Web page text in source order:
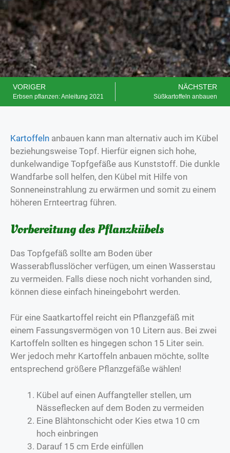
VORIGER
Erbsen pflanzen: Anleitung 2021
NÄCHSTER
Süßkartoffeln anbauen
Kartoffeln anbauen kann man alternativ auch im Kübel
beziehungsweise Topf. Hierfür eignen sich hohe,
dunkelwandige Topfgefäße aus Kunststoff. Die dunkle
Wandfarbe soll helfen, den Kübel mit Hilfe von
Sonneneinstrahlung zu erwärmen und somit zu einem
höheren Ernteertrag führen.
Vorbereitung des Pflanzkübels
Das Topfgefäß sollte am Boden über
Wasserabflusslöcher verfügen, um einen Wasserstau
zu vermeiden. Falls diese noch nicht vorhanden sind,
können diese einfach hineingebohrt werden.
Für eine Saatkartoffel reicht ein Pflanzgefäß mit
einem Fassungsvermögen von 10 Litern aus. Bei zwei
Kartoffeln sollten es hingegen schon 15 Liter sein.
Wer jedoch mehr Kartoffeln anbauen möchte, sollte
entsprechend größere Pflanzgefäße wählen!
Kübel auf einen Auffangteller stellen, um
Nässeflecken auf dem Boden zu vermeiden
Eine Blähtonschicht oder Kies etwa 10 cm
hoch einbringen
Darauf 15 cm Erde einfüllen